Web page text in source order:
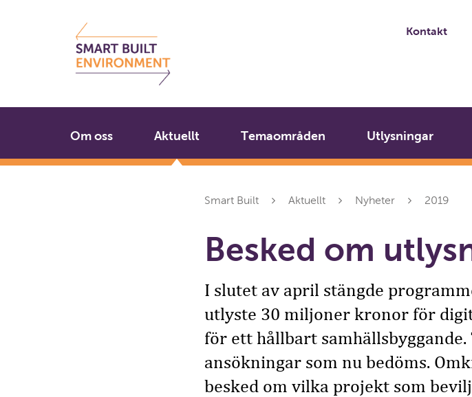
Kontakt
Om oss Aktuellt Temaområden Utlysningar
Smart Built Aktuellt Nyheter 2019
Besked om
I slutet av april stängde
utlyste 30 miljoner kronor för
för ett hållbart
ansökningar som nu bedöms.
besked om vilka projekt som